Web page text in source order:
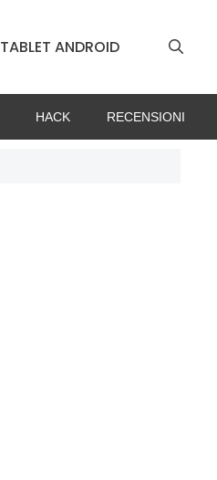
TABLET ANDROID
HACK RECENSIONI